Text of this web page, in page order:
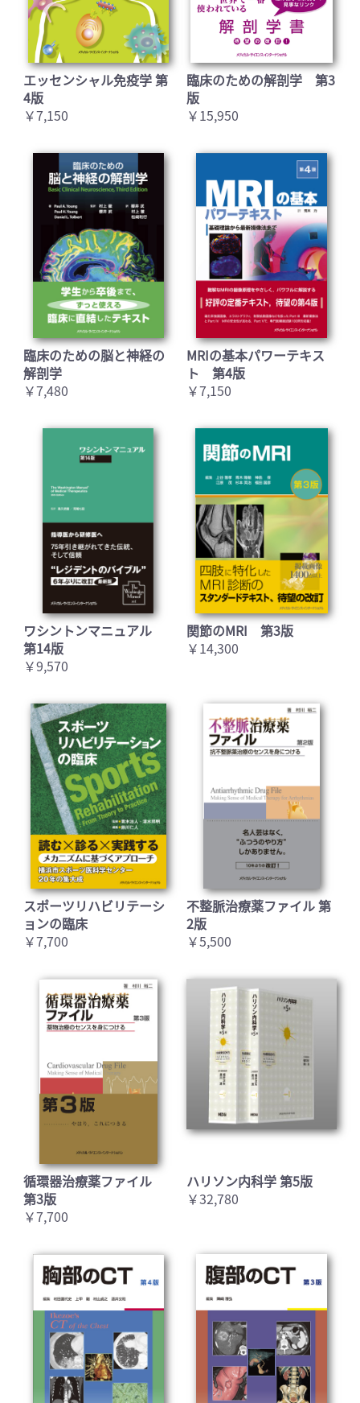
エッセンシャル免疫学 第
4版
￥7,150
臨床のための解剖学 第3
版
￥15,950
臨床のための脳と神経の
解剖学
￥7,480
MRIの基本パワーテキス
ト 第4版
￥7,150
ワシントンマニュアル
第14版
￥9,570
関節のMRI 第3版
￥14,300
スポーツリハビリテーシ
ョンの臨床
￥7,700
不整脈治療薬ファイル 第
2版
￥5,500
循環器治療薬ファイル
第3版
￥7,700
ハリソン内科学 第5版
￥32,780